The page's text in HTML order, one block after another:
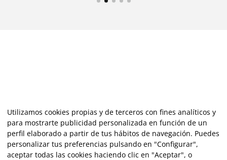
Utilizamos cookies propias y de terceros con fines analíticos y
para mostrarte publicidad personalizada en función de un
perfil elaborado a partir de tus hábitos de navegación. Puedes
personalizar tus preferencias pulsando en "Configurar",
aceptar todas las cookies haciendo clic en "Aceptar", o